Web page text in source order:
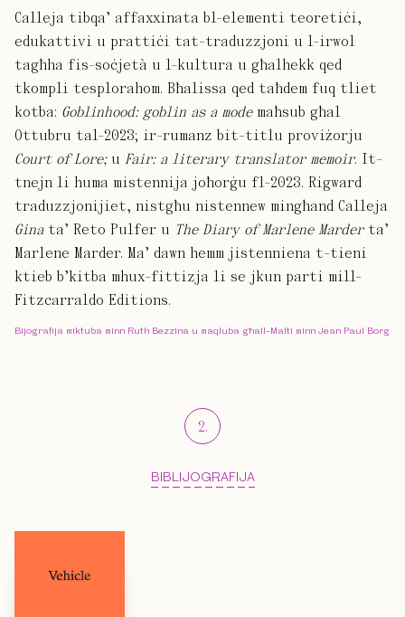
Calleja tibqa’ affaxxinata bl-elementi teoretiċi,
edukattivi u prattiċi tat-traduzzjoni u l-irwol
tagħha fis-soċjetà u l-kultura u għalhekk qed
tkompli tesplorahom. Bħalissa qed taħdem fuq tliet
kotba: Goblinhood: goblin as a modemaħsub għal
Ottubru tal-2023; ir-rumanz bit-titlu proviżorju
Court of Lore; u Fair: a literary translator memoir. It-
tnejn li huma mistennija joħorġu fl-2023. Rigward
traduzzjonijiet, nistgħu nistennew mingħand Calleja
Ginata’ Reto Pulfer u The Diary of Marlene Marderta’
Marlene Marder. Ma’ dawn hemm jistenniena t-tieni
ktieb b’kitba mhux-fittizja li se jkun parti mill-
Fitzcarraldo Editions.
Bijografija miktuba minn Ruth Bezzina u maqluba għall-Malti minn Jean Paul Borg
2.
BIBLIJOGRAFIJA